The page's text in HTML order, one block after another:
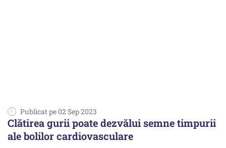
Publicat pe 02 Sep 2023
Clătirea gurii poate dezvălui semne timpurii
ale bolilor cardiovasculare